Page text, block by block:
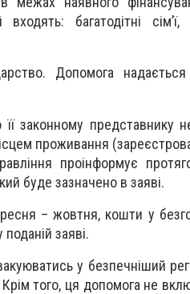
багатодітні
Допомога
законному представнику
проживання
проінформує
буде зазначено в заяві.
– жовтня, кошти у
заяві.
у безпечніший
того, ця допомога не